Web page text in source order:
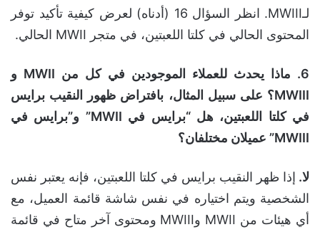
لـMWIII. انظر السؤال 16 (أدناه) لعرض كيفية تأكيد توفر
المحتوى الحالي في كلتا اللعبتين، في متجر MWII الحالي.
6. ماذا يحدث للعملاء الموجودين في كل من
و
MWIII؟ على سبيل المثال، بافتراض ظهور النقيب برايس
في كلتا اللعبتين، هل “برايس في
و”برايس في
MWIII”
عميلان مختلفان؟
لا. إذا ظهر النقيب برايس في كلتا اللعبتين، فإنه يعتبر نفس
الشخصية ويتم اختياره في نفس شاشة قائمة العميل، مع
أي هيئات من MWII وMWIII ومحتوى آخر متاح في قائمة